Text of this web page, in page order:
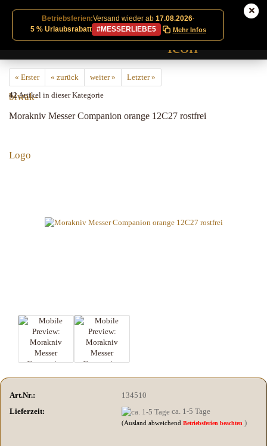
Betriebsferien:Versand wieder ab 17.08.2026·
5 % Urlaubsrabatt
#MESSERLIEBE5 Mehr Infos
« Erster « zurück weiter »
Letzter »
42Artikel in dieser Kategorie
Morakniv Messer Companion orange 12C27 rostfrei
Art.Nr.:
134510
Lieferzeit:
ca. 1-5 Tage
(Ausland abweichendBetriebsferien beachten )